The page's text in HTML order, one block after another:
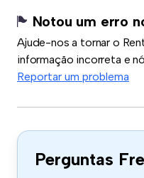
Notou um erro
Ajude-nos a tornar o
informação incorreta e
Reportar um problema
Perguntas